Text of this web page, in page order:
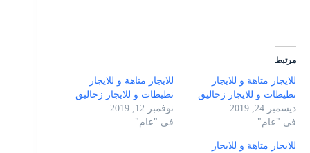
مرتبط
للايجار متاهة و للايجار
نطيطات و للايجار زحاليق
ديسمبر 24, 2019
في "عام"
للايجار متاهة و للايجار
نطيطات و للايجار زحاليق
نوفمبر 12, 2019
في "عام"
للايجار متاهة و للايجار